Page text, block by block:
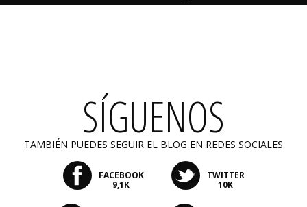
SÍGUENOS
TAMBIÉN PUEDES SEGUIR EL BLOG EN REDES SOCIALES
FACEBOOK
9,1K
TWITTER
10K